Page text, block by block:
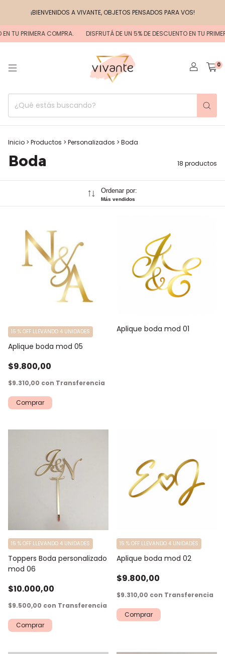
¡BIENVENIDOS A VIVANTE, OBJETOS PENSADOS PARA VOS!
TU PRIMERA COMPRA. DISFRUTÁ DE UN 5% DE DESCUENTO EN TU
0
Inicio > Productos > Personalizados > Boda
Boda 18 productos
Ordenar por:
Más vendidos
Aplique boda mod 05
$9.800,00
15 % OFF LLEVANDO 4 UNIDADES
$9.310,00 con Transferencia
Comprar
Aplique boda mod 01
Toppers Boda personalizado
mod 06
$10.000,00
15 % OFF LLEVANDO 4 UNIDADES
$9.500,00 con Transferencia
Comprar
Aplique boda mod 02
$9.800,00
15 % OFF LLEVANDO 4 UNIDADES
$9.310,00 con Transferencia
Comprar